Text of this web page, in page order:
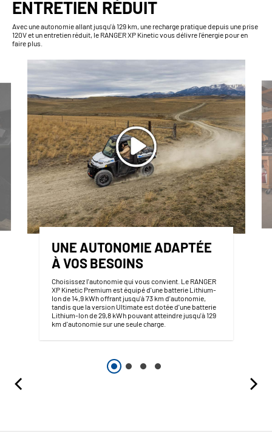
ENTRETIEN RÉDUIT
Avec une autonomie allant jusqu'à 129 km, une recharge pratique depuis une prise
120V et un entretien réduit, le RANGER XP Kinetic vous délivre l'énergie pour en
faire plus.
UNE AUTONOMIE ADAPTÉE
À VOS BESOINS
Choisissez l'autonomie qui vous convient. Le RANGER
XP Kinetic Premium est équipé d'une batterie Lithium-
Ion de 14,9 kWh offrant jusqu'à 73 km d'autonomie,
tandis que la version Ultimate est dotée d'une batterie
Lithium-Ion de 29,8 kWh pouvant atteindre jusqu'à 129
km d'autonomie sur une seule charge.